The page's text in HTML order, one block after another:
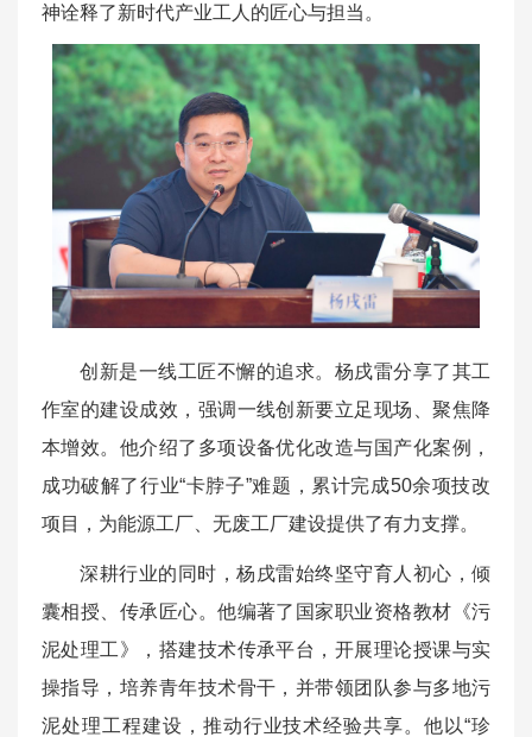
神诠释了新时代产业工人的匠心与担当。
创新是一线工匠不懈的追求。杨戌雷分享了其工
作室的建设成效，强调一线创新要立足现场、聚焦降
本增效。他介绍了多项设备优化改造与国产化案例，
成功破解了行业“卡脖子”难题，累计完成50余项技改
项目，为能源工厂、无废工厂建设提供了有力支撑。
深耕行业的同时，杨戌雷始终坚守育人初心，倾
囊相授、传承匠心。他编著了国家职业资格教材《污
泥处理工》，搭建技术传承平台，开展理论授课与实
操指导，培养青年技术骨干，并带领团队参与多地污
泥处理工程建设，推动行业技术经验共享。他以“珍